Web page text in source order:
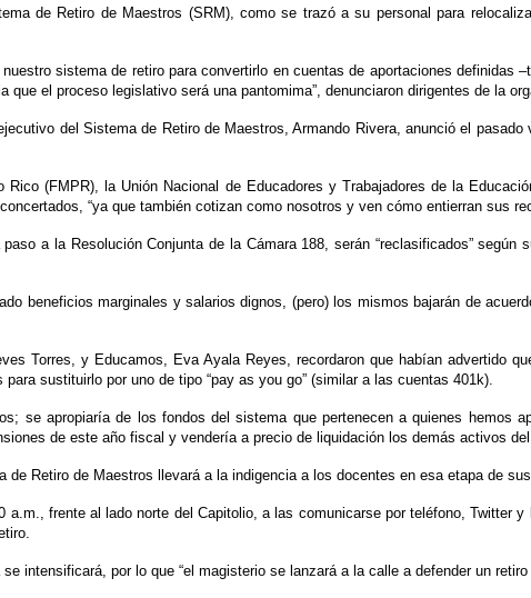
de Retiro de Maestros (SRM), como se trazó a su personal para
sistema de retiro para convertirlo en cuentas de aportaciones definidas
el proceso legislativo será una pantomima”, denunciaron dirigentes de la
del Sistema de Retiro de Maestros, Armando Rivera, anunció el
(FMPR), la Unión Nacional de Educadores y Trabajadores de la
“ya que también cotizan como nosotros y ven cómo entierran sus
a la Resolución Conjunta de la Cámara 188, serán “reclasificados”
beneficios marginales y salarios dignos, (pero) los mismos bajarán de
Torres, y Educamos, Eva Ayala Reyes, recordaron que habían advertido
sustituirlo por uno de tipo “pay as you go” (similar a las cuentas 401k).
se apropiaría de los fondos del sistema que pertenecen a quienes hemos
de este año fiscal y vendería a precio de liquidación los demás activos del
Retiro de Maestros llevará a la indigencia a los docentes en esa etapa de
frente al lado norte del Capitolio, a las comunicarse por teléfono, Twitter
intensificará, por lo que “el magisterio se lanzará a la calle a defender un